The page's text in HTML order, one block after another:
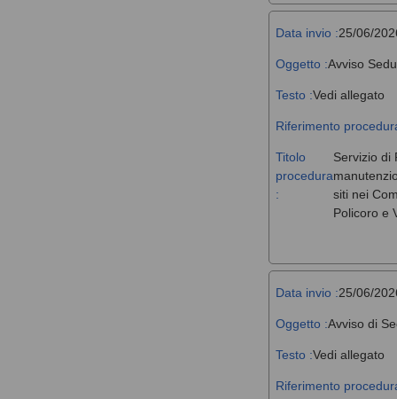
Data invio :25/06/
Oggetto :Avviso
Testo :Vedi allegato
Riferimento
Titolo
procedura
:
Servizio di
siti nei
Policoro e
Data invio :25/06/
Oggetto :Avviso di
Testo :Vedi allegato
Riferimento